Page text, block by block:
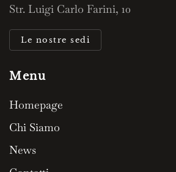
Str. Luigi Carlo Farini, 10
Le nostre sedi
Menu
Homepage
Chi Siamo
News